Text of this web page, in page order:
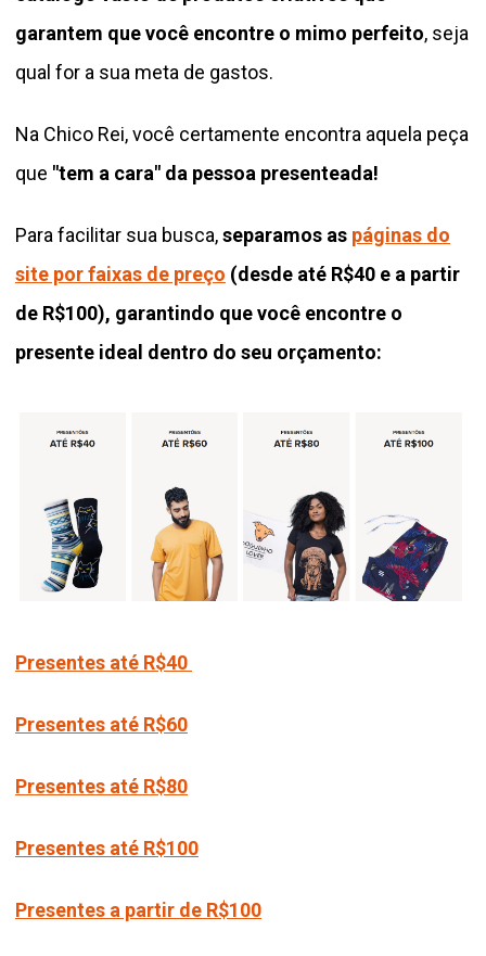
garantem que você encontre o mimo perfeito, seja
qual for a sua meta de gastos.
Na Chico Rei, você certamente encontra aquela peça
que "tem a cara" da pessoa presenteada!
Para facilitar sua busca,separamos as páginas do
site por faixas de preço (desde até R$40 e a partir
de R$100), garantindo que você encontre o
presente ideal dentro do seu orçamento:
Presentes até R$40
Presentes até R$60
Presentes até R$80
Presentes até R$100
Presentes a partir de R$100